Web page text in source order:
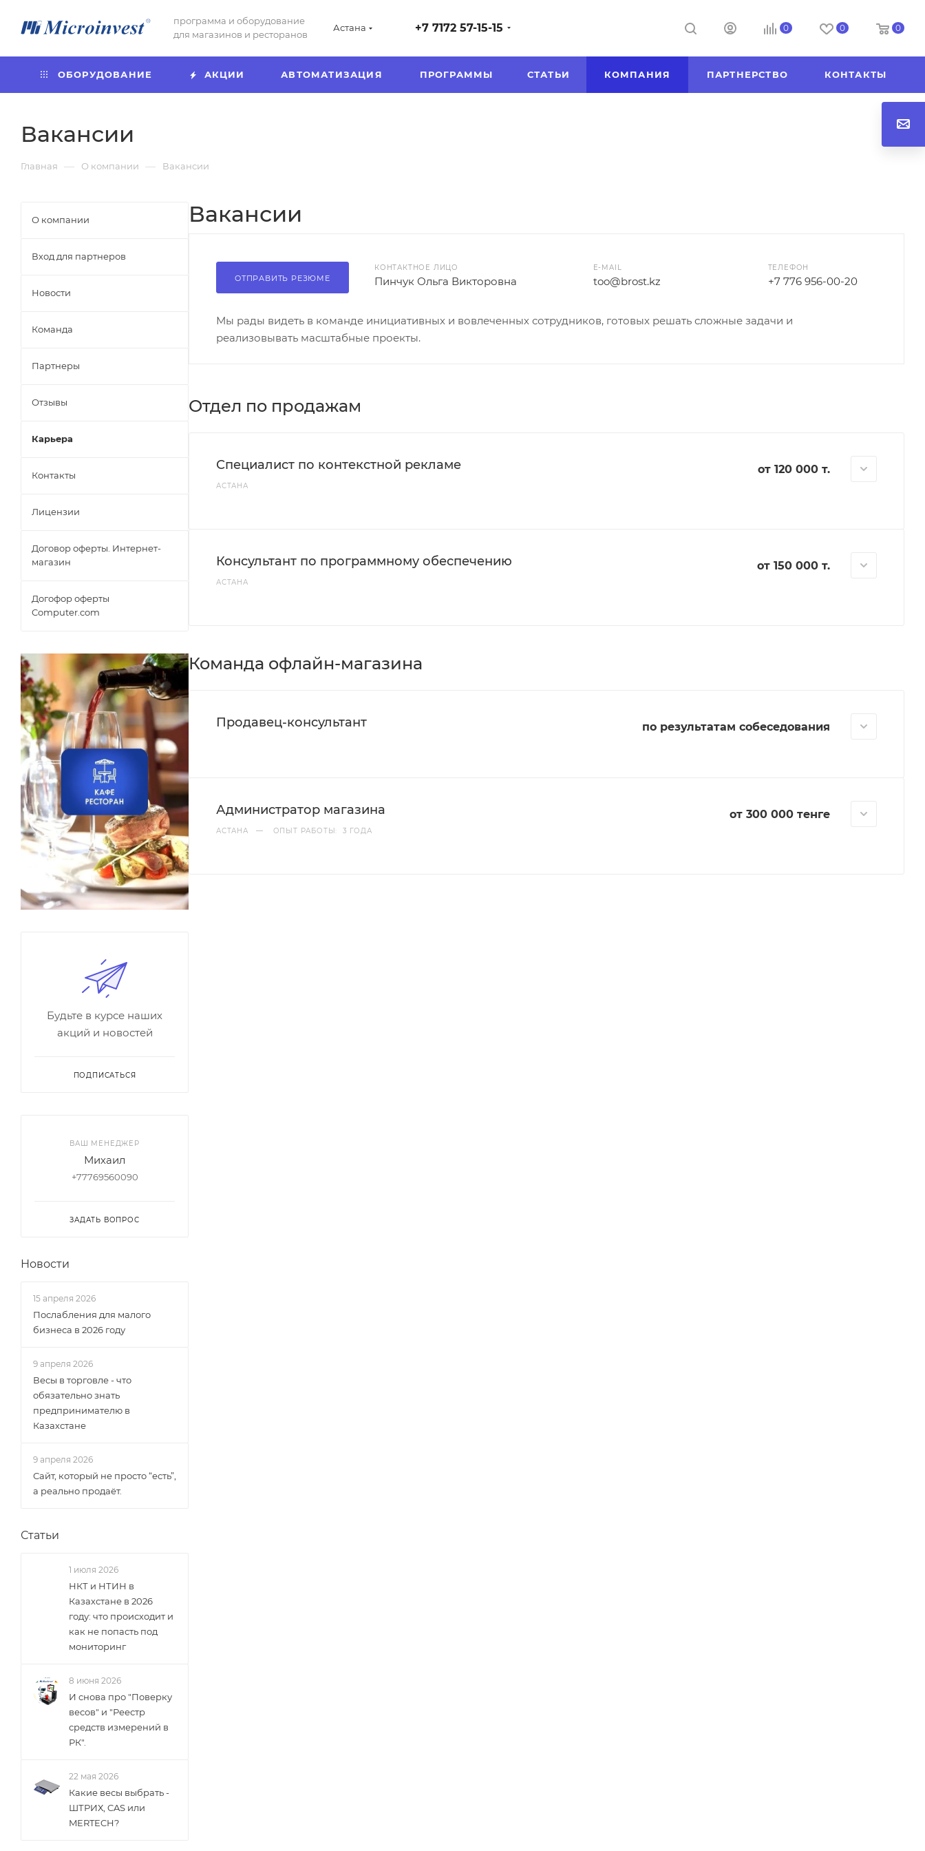
программа и оборудование
для магазинов и ресторанов
Астана +7 7172 57-15-15 0 0 0
ОБОРУДОВАНИЕ АКЦИИ АВТОМАТИЗАЦИЯ ПРОГРАММЫ СТАТЬИ КОМПАНИЯ ПАРТНЕРСТВО КОНТАКТЫ
Вакансии
Главная — О компании — Вакансии
Вакансии
ОТПРАВИТЬ РЕЗЮМЕ
КОНТАКТНОЕ ЛИЦО
Пинчук Ольга Викторовна
E-MAIL
too@brost.kz
ТЕЛЕФОН
+7 776 956-00-20
Мы рады видеть в команде инициативных и вовлеченных сотрудников, готовых решать сложные задачи и
реализовывать масштабные проекты.
Отдел по продажам
Специалист по контекстной рекламе
АСТАНА
от 120 000 т.
Консультант по программному обеспечению
АСТАНА
от 150 000 т.
Команда офлайн-магазина
Продавец-консультант по результатам собеседования
Администратор магазина
АСТАНА — ОПЫТ РАБОТЫ: 3 ГОДА
от 300 000 тенге
О компании
Вход для партнеров
Новости
Команда
Партнеры
Отзывы
Карьера
Контакты
Лицензии
Договор оферты. Интернет-
магазин
Догофор оферты
Computer.com
Будьте в курсе наших
акций и новостей
ПОДПИСАТЬСЯ
ВАШ МЕНЕДЖЕР
Михаил
+77769560090
ЗАДАТЬ ВОПРОС
Новости
15 апреля 2026
Послабления для малого
бизнеса в 2026 году
9 апреля 2026
Весы в торговле - что
обязательно знать
предпринимателю в
Казахстане
9 апреля 2026
Сайт, который не просто “есть”,
а реально продаёт.
Статьи
1 июля 2026
НКТ и НТИН в
Казахстане в 2026
году: что происходит и
как не попасть под
мониторинг
8 июня 2026
И снова про "Поверку
весов" и "Реестр
средств измерений в
РК".
22 мая 2026
Какие весы выбрать -
ШТРИХ, CAS или
MERTECH?